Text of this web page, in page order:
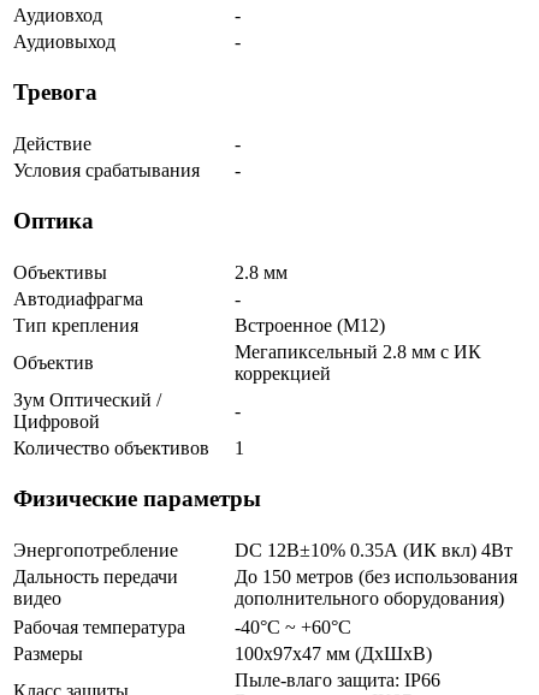
Аудиовход
-
Аудиовыход
-
Тревога
Действие
-
Условия срабатывания
-
Оптика
Объективы
2.8 мм
Автодиафрагма
-
Тип крепления
Встроенное (М12)
Объектив
Мегапиксельный 2.8 мм c ИК
коррекцией
Зум Оптический /
Цифровой
-
Количество объективов
1
Физические параметры
Энергопотребление
DC 12В±10% 0.35А (ИК вкл) 4Вт
Дальность передачи
видео
До 150 метров (без использования
дополнительного оборудования)
Рабочая температура
-40°С ~ +60°С
Размеры
100x97x47 мм (ДхШхВ)
Класс защиты
Пыле-влаго защита: IP66